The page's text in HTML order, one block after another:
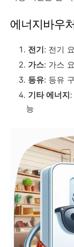
에너지바우
전기: 전기
가스: 가스
등유: 등유
기타 에너지
능